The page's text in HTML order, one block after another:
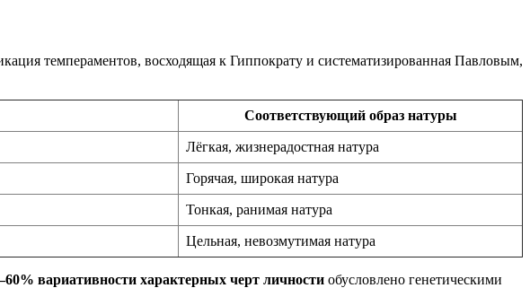
темпераментов, восходящая к Гиппократу и систематизированная Павловым,
Соответствующий образ натуры
Лёгкая, жизнерадостная натура
Горячая, широкая натура
Тонкая, ранимая натура
Цельная, невозмутимая натура
вариативности характерных черт личности обусловлено генетическими